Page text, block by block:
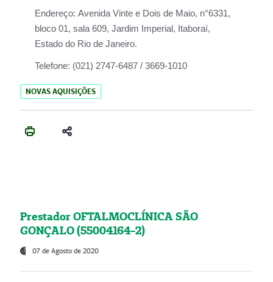
Endereço: Avenida Vinte e Dois de Maio, n°6331,
bloco 01, sala 609, Jardim Imperial, Itaboraí,
Estado do Rio de Janeiro.
Telefone: (021) 2747-6487 / 3669-1010
NOVAS AQUISIÇÕES
Prestador OFTALMOCLÍNICA SÃO
GONÇALO (55004164-2)
07 de Agosto de 2020